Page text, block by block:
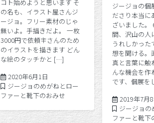
コト始めようと思います そ
の名も、イラスト屋さんジ
ージョ。フリー素材のじゃ
無いよ。手描きだよ。 一枚
3000円で依頼主さんのため
のイラストを描きます どん
な絵のタッチかと […]
2020年6月1日
Posted in
ジージョのめがねとロー
ファーと靴下のおみせ
ジージョの個
ださり本当に
ざいました
間、沢山の人
うれしかった
想を聞ける。
真と言葉に触
んな機会を作
です、個展
2019年7月
Posted in
ジージョの
ファーと靴下